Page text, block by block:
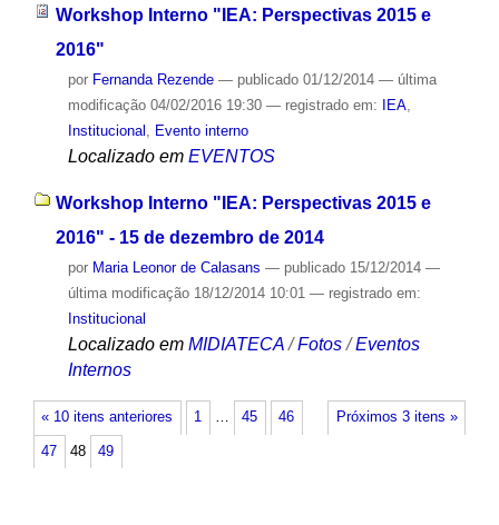
Workshop Interno "IEA: Perspectivas 2015 e
2016"
por Fernanda Rezende — publicado01/12/2014 — última
modificação04/02/2016 19:30 — registrado em: IEA,
Institucional
Evento interno
Localizado em EVENTOS
Workshop Interno "IEA: Perspectivas 2015 e
2016" - 15 de dezembro de 2014
por Maria Leonor de Calasans — publicado15/12/2014 —
última modificação18/12/2014 10:01 — registrado em:
Institucional
Localizado em MIDIATECA /Fotos /Eventos
Internos
« 10 itens anteriores Próximos 3 itens »
1 … 45 46
47 48 49